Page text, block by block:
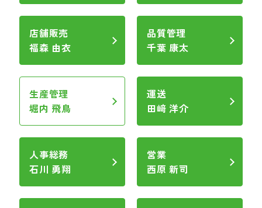
店舗販売
福森 由衣
品質管理
千葉 康太
生産管理
堀内 飛鳥
運送
田﨑 洋介
人事総務
石川 勇翔
営業
西原 新司